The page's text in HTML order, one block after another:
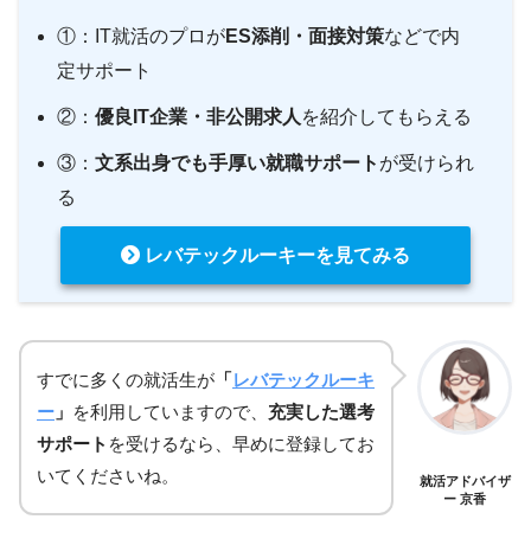
①：IT就活のプロがES添削・面接対策などで内
定サポート
②： 優良IT企業・非公開求人 を紹介してもらえる
③： 文系出身でも手厚い就職サポート が受けられ
る
レバテックルーキーを見てみる
すでに多くの就活生が 「レバテックルーキ
ー 」 を利用していますので、 充実した選考
サポート を受けるなら、早めに登録してお
いてくださいね。
就活アドバイザ
ー 京香